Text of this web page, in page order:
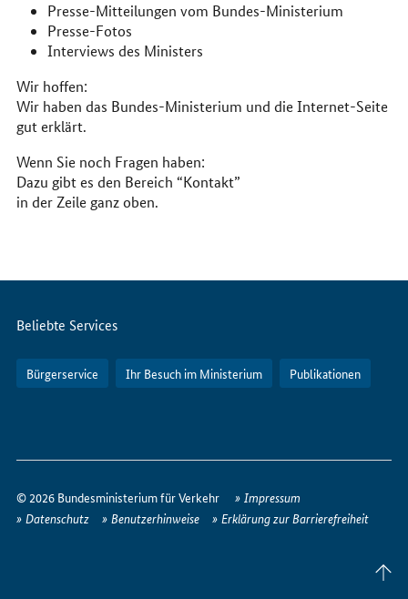
Presse-Mitteilungen vom Bundes-Ministerium
Presse-Fotos
Interviews des Ministers
Wir hoffen:
Wir haben das Bundes-Ministerium und die Internet-Seite
gut erklärt.
Wenn Sie noch Fragen haben:
Dazu gibt es den Bereich “Kontakt”
in der Zeile ganz oben.
Servicemenü
Beliebte Services
Bürgerservice Ihr Besuch im Ministerium Publikationen
erreichen
Sie
© 2026 Bundesministerium für Verkehr
Impressum
Datenschutz
Benutzerhinweise Erklärung zur Barrierefreiheit